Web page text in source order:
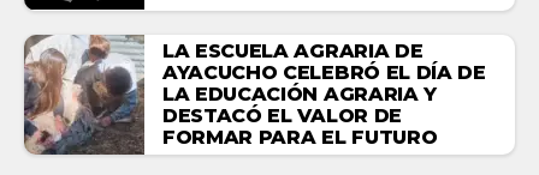
LA ESCUELA AGRARIA DE
AYACUCHO CELEBRÓ EL DÍA DE
LA EDUCACIÓN AGRARIA Y
DESTACÓ EL VALOR DE
FORMAR PARA EL FUTURO